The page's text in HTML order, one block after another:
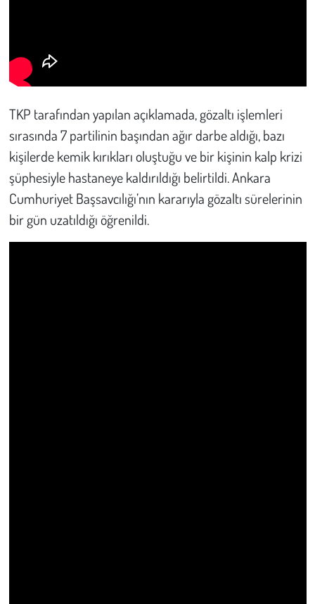
TKP tarafından yapılan açıklamada, gözaltı işlemleri
sırasında 7 partilinin başından ağır darbe aldığı, bazı
kişilerde kemik kırıkları oluştuğu ve bir kişinin kalp krizi
şüphesiyle hastaneye kaldırıldığı belirtildi. Ankara
Cumhuriyet Başsavcılığı’nın kararıyla gözaltı sürelerinin
bir gün uzatıldığı öğrenildi.